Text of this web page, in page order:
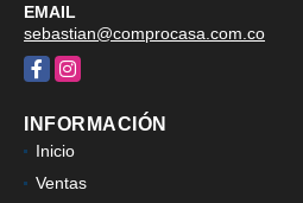
EMAIL
sebastian@comprocasa.com.co
FacebookInstagram
INFORMACIÓN
Inicio
Ventas